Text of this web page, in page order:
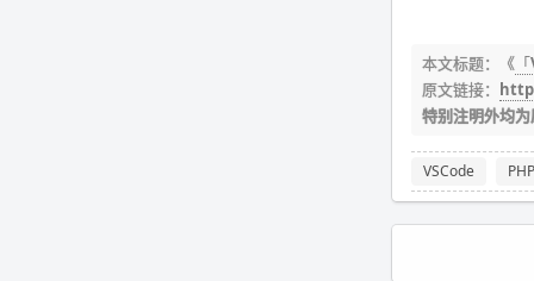
本文标题：《
原文链接：
特别注明外均
VSCode PHP